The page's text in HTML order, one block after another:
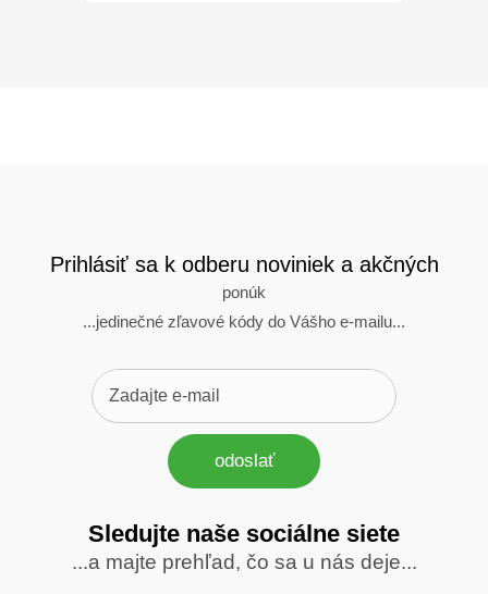
Prihlásiť sa k odberu noviniek a akčných
ponúk
...jedinečné zľavové kódy do Vášho e-mailu...
odoslať
Sledujte
nás
Sledujte naše sociálne siete
...a majte prehľad, čo sa u nás deje...